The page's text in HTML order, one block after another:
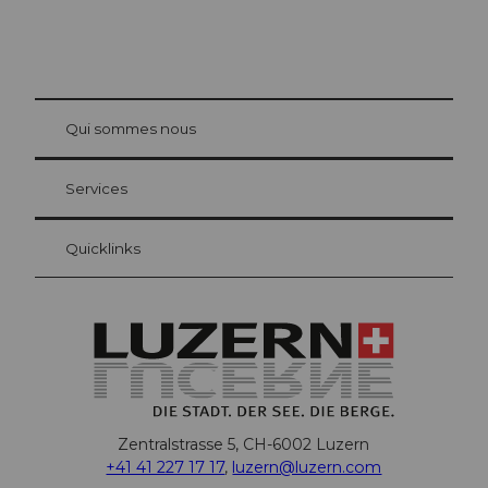
Carte d’hôte Lucerne
Vos avantages en tant qu'hôte pour la nuit
at Bre
Qui sommes nous
Services
Quicklinks
Zentralstrasse 5, CH-6002 Luzern
+41 41 227 17 17, luzern@luzern.com